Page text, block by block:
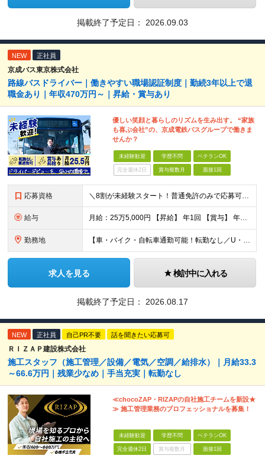
掲載終了予定日： 2026.09.03
NEW 正社員
京成バス東京株式会社
路線バスドライバー｜働きやすい職場認証制度｜勤続3年以上で退
職金あり｜年収470万円～｜昇給・賞与あり
優しい笑顔と暮らしのリズムを生み出す。 “家族
も喜ぶ会社”の、京成電鉄バスグループで働きま
せんか？
未経験歓迎 学歴不問 ベテランOK
完全週休2日 賞与複数月 面接1回
応募資格 ＼8割が未経験スタート！普通免許のみで応募可能／★先輩の大多数が異職種出身★男女共に育休取得実績あり★U・Iターン歓迎 【必須条件】 普通自動車運転免許取得後3年以上経過（AT可） ※大型二種免許を
給与 月給：25万5,000円 【昇給】 年1回 【賞与】 年2回（7月・12月） 【諸手当】 ・時間外手当 ・夜勤手当 ・中休手当 ・年末年始手当 ・通勤手当 ・高速バスキロ手当 ・深夜バス運行手当
勤務地 【車・バイク・自転車通勤可能！転勤なし／U・Iターン歓迎】 ▼京成バス東京営業所一覧 ◇葛飾営業所 東京都葛飾区奥戸2-6-10 └京成線「京成立石駅」より徒歩11分 ◇江戸川営業所 東京都江戸川
求人を見る 検討中に入れる
掲載終了予定日： 2026.08.17
NEW 正社員 自己PR不要 話を聞きたい応募可
ＲＩＺＡＰ建設株式会社
施工スタッフ（施工管理／設備／電気／空調／給排水）｜月給33.3
～66.6万円｜残業少なめ｜手当充実｜転勤なし
≪chocoZAP・RIZAPの自社施工チームを新設★
≫ 施工管理業務のプロフェッショナルを募集！
未経験歓迎 学歴不問 ベテランOK
完全週休2日 賞与複数月 面接1回